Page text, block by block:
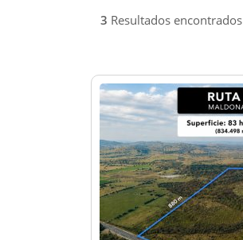
3 Resultados encontrados